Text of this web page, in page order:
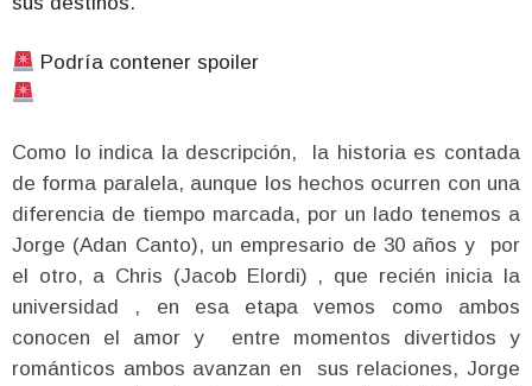
Podría contener spoiler
Como lo indica la descripción, la historia es contada
de forma paralela, aunque los hechos ocurren con una
diferencia de tiempo marcada, por un lado tenemos a
Jorge (Adan Canto), un empresario de 30 años y por
el otro, a Chris (Jacob Elordi) , que recién inicia la
universidad , en esa etapa vemos como ambos
conocen el amor y entre momentos divertidos y
románticos ambos avanzan en sus relaciones, Jorge